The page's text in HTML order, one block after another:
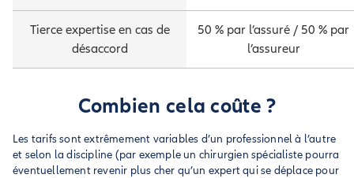
Tierce expertise en cas de
désaccord
50 % par l’assuré / 50 % par
l’assureur
Combien cela coûte ?
Les tarifs sont extrêmement variables d’un professionnel à l’autre
et selon la discipline (par exemple un chirurgien spécialiste pourra
éventuellement revenir plus cher qu’un expert qui se déplace pour